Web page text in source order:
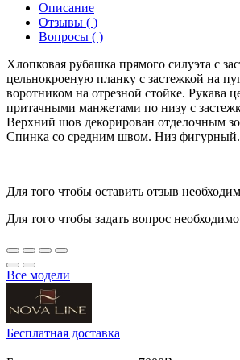
Описание
Отзывы ( )
Вопросы ( )
Хлопковая рубашка прямого силуэта с
цельнокроеную планку с застежкой на
воротником на отрезной стойке. Рукава
притачными манжетами по низу с
Верхний шов декорирован отделочным
Спинка со средним швом. Низ фигурный.
Для того чтобы оставить отзыв
Для того чтобы задать вопрос необходимо
Все модели
Бесплатная доставка